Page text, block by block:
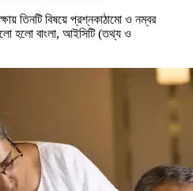
তিনটি বিষয়ে প্রশ্নকাঠামো ও নম্বর
হলো বাংলা, আইসিটি (তথ্য ও